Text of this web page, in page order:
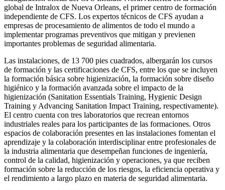
global de Intralox de Nueva Orleans, el primer centro de formación
independiente de CFS. Los expertos técnicos de CFS ayudan a
empresas de procesamiento de alimentos de todo el mundo a
implementar programas preventivos que mitigan y previenen
importantes problemas de seguridad alimentaria.
Las instalaciones, de 13 700 pies cuadrados, albergarán los cursos
de formación y las certificaciones de CFS, entre los que se incluyen
la formación básica sobre higienización, la formación sobre diseño
higiénico y la formación avanzada sobre el impacto de la
higienización (Sanitation Essentials Training, Hygienic Design
Training y Advancing Sanitation Impact Training, respectivamente).
El centro cuenta con tres laboratorios que recrean entornos
industriales reales para los participantes de las formaciones. Otros
espacios de colaboración presentes en las instalaciones fomentan el
aprendizaje y la colaboración interdisciplinar entre profesionales de
la industria alimentaria que desempeñan funciones de ingeniería,
control de la calidad, higienización y operaciones, ya que reciben
formación sobre la reducción de los riesgos, la eficiencia operativa y
el rendimiento a largo plazo en materia de seguridad alimentaria.